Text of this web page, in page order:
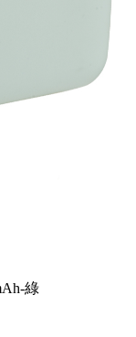
綠